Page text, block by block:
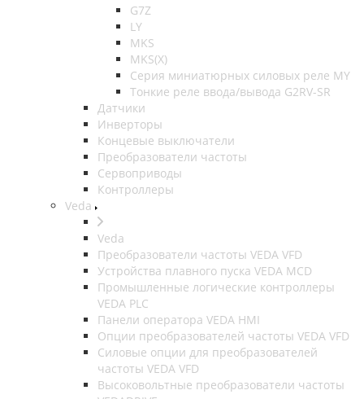
G7Z
LY
MKS
MKS(X)
Серия миниатюрных силовых реле MY
Тонкие реле ввода/вывода G2RV-SR
Датчики
Инверторы
Концевые выключатели
Преобразователи частоты
Сервоприводы
Контроллеры
Veda
Veda
Преобразователи частоты VEDA VFD
Устройства плавного пуска VEDA MCD
Промышленные логические контроллеры
VEDA PLC
Панели оператора VEDA HMI
Опции преобразователей частоты VEDA VFD
Силовые опции для преобразователей
частоты VEDA VFD
Высоковольтные преобразователи частоты